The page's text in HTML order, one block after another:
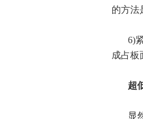
的方法
6)
成占板
超
显